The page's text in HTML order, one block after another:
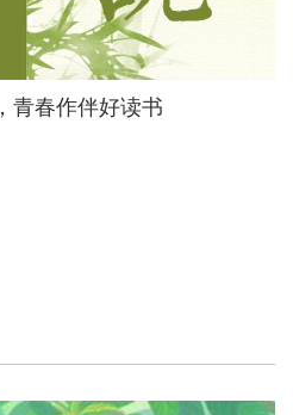
青春作伴好读书